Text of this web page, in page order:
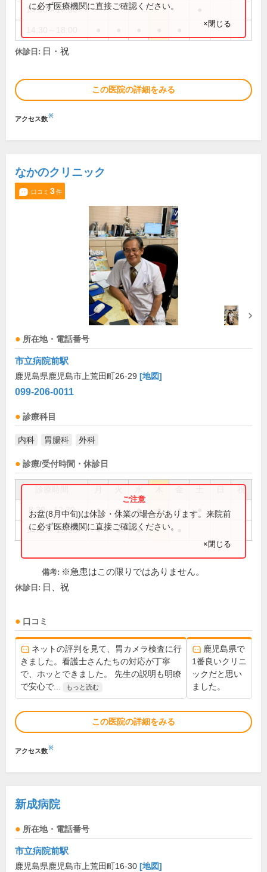
14:30～17:00
に必ず医療機関に直接ご確認ください。
×閉じる
休診日: 日・祝
この医院の詳細をみる
アクセス数※
なかのクリニック
口コミ 3件
所在地・電話番号
市立病院前駅
鹿児島県鹿児島市上荒田町26-29 [地図]
099-206-0011
診療科目
内科 胃腸科 外科
診療/受付時間・休診日
祝
8:30～12:30 ● ● ● ● ●
14:00～18:00 ● ● ●
お盆(8月中旬)は休診・休業の場合があります。来院前
に必ず医療機関に直接ご確認ください。
×閉じる
備考: ※急患はこの限りではありません。
休診日: 日、祝
口コミ
ネットの評判を見て、胃カメラ検査に行
きました。看護士さんたちの対応が丁寧
で、ホッとできました。 先生の説明も明瞭
で安心で...
もっと読む
鹿児島県で
1番良いクリニ
ックだと思い
ました。
この医院の詳細をみる
アクセス数※
新成病院
所在地・電話番号
市立病院前駅
鹿児島県鹿児島市上荒田町16-30 [地図]